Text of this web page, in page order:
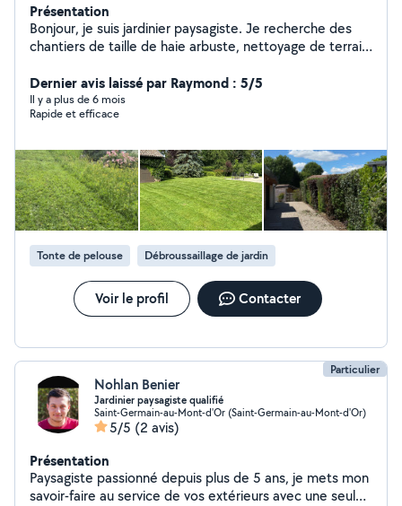
Présentation
Bonjour, je suis jardinier paysagiste. Je recherche des
chantiers de taille de haie arbuste, nettoyage de terrain
plus je suis également spécialisé dans la pose de piège
à taupe. N'hésitez pas à me contacter pour tout vos
demandes. Cordialement
Dernier avis laissé par Raymond : 5/5
Il y a plus de 6 mois
Rapide et efficace
Tonte de pelouse Débroussaillage de jardin
Voir le profil Contacter
Particulier
Nohlan Benier
Jardinier paysagiste qualifié
Saint-Germain-au-Mont-d'Or (Saint-Germain-au-Mont-d'Or)
5/5 (2 avis)
Présentation
Paysagiste passionné depuis plus de 5 ans, je mets mon
savoir-faire au service de vos extérieurs avec une seule